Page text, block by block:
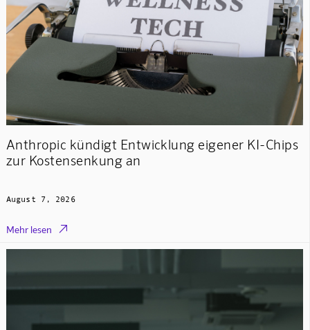
Anthropic kündigt Entwicklung eigener KI-Chips
zur Kostensenkung an
August 7, 2026
Mehr lesen 